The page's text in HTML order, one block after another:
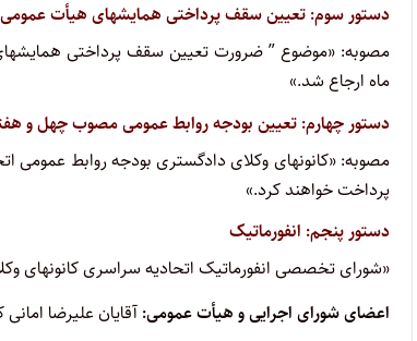
دستور سوم: تعیین سقف پرداختی همایشهای هیأت
مصوبه: «موضوع ” ضرورت تعیین سقف پرداختی
ماه ارجاع شد.»
دستور چهارم: تعیین بودجه روابط عمومی مصوب چهل و
مصوبه: «کانونهای وکلای دادگستری بودجه روابط
پرداخت خواهند کرد.»
دستور پنجم: انفورماتیک
«شورای تخصصی انفورماتیک اتحادیه سراسری کانونهای
اعضای شورای اجرایی و هیأت عمومی: آقایان علیرضا